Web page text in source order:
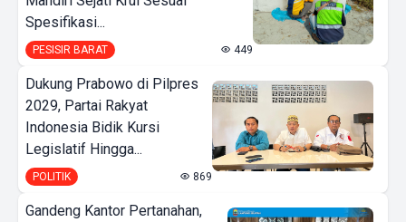
Spesifikasi...
PESISIR BARAT 449
Dukung Prabowo di Pilpres
2029, Partai Rakyat
Indonesia Bidik Kursi
Legislatif Hingga...
POLITIK 869
Gandeng Kantor Pertanahan,